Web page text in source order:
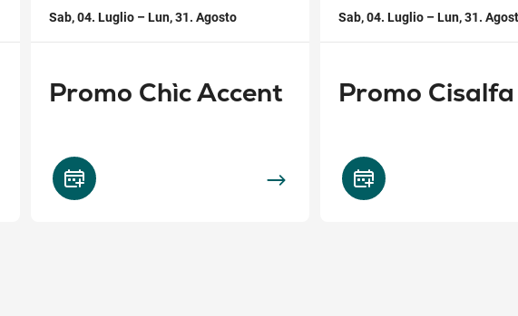
Sab, 04. Luglio – Lun, 31. Agosto
Promo Chìc Accent
Sab, 04. Luglio – Lun, 31.
Promo Cisalfa